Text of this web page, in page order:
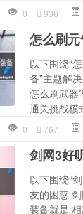
0 936
怎么刷
以下围绕“
备”主题解
怎么刷武器
通关挑战模
0 767
剑网3好
以下围绕“
友的困惑
装备就是: